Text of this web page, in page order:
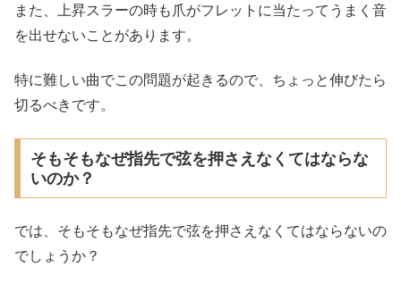
また、上昇スラーの時も爪がフレットに当たってうまく音
を出せないことがあります。
特に難しい曲でこの問題が起きるので、ちょっと伸びたら
切るべきです。
そもそもなぜ指先で弦を押さえなくてはならな
いのか？
では、そもそもなぜ指先で弦を押さえなくてはならないの
でしょうか？